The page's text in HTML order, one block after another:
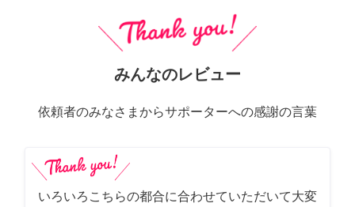
みんなのレビュー
依頼者のみなさまからサポーターへの感謝の言葉
いろいろこちらの都合に合わせていただいて大変